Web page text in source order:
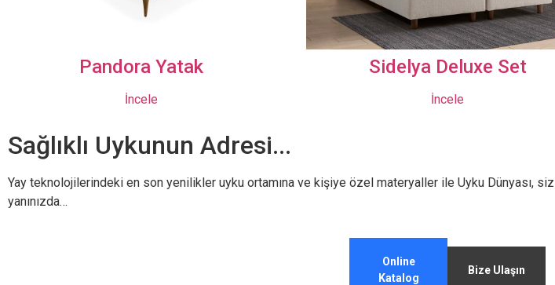
Sidelya Deluxe Set Duru
Sağlıklı Uykunun Adresi...
Yay teknolojilerindeki en son yenilikler uyku ortamına ve kişiye özel materyaller ile Uyku Dünyası,
yanınızda…
Online
Katalog
Bize Ulaşın